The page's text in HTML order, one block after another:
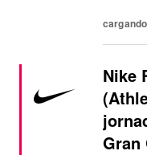
Nike
Gran